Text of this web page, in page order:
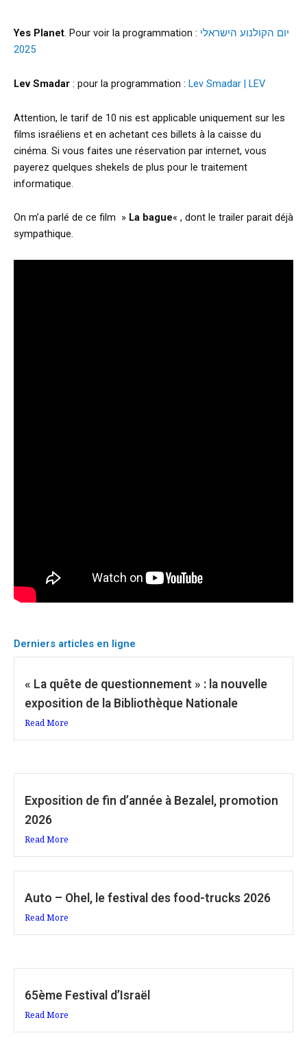
Yes Planet. Pour voir la programmation : יום הקולנוע הישראלי
2025
Lev Smadar : pour la programmation : Lev Smadar | LEV
Attention, le tarif de 10 nis est applicable uniquement sur les
films israéliens et en achetant ces billets à la caisse du
cinéma. Si vous faites une réservation par internet, vous
payerez quelques shekels de plus pour le traitement
informatique.
On m’a parlé de ce film » La bague« , dont le trailer parait déjà
sympathique.
Derniers articles en ligne
« La quête de questionnement » : la nouvelle
exposition de la Bibliothèque Nationale
Read More
Exposition de fin d’année à Bezalel, promotion
2026
Read More
Auto – Ohel, le festival des food-trucks 2026
Read More
65ème Festival d’Israël
Read More